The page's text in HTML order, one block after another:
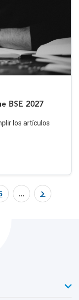
BSE 2027
los artículos
...